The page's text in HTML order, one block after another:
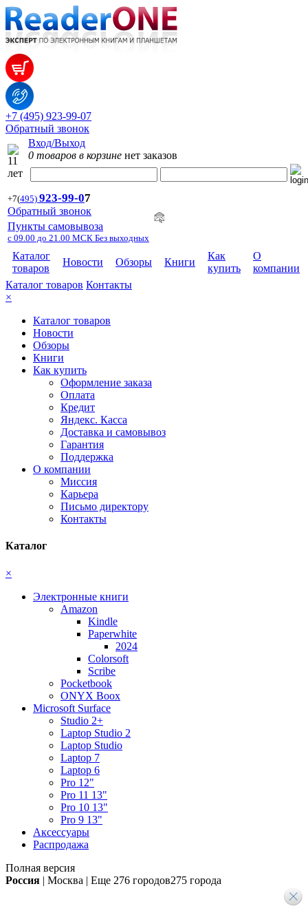
+7 (495) 923-99-07
Обратный звонок
Вход/Выход
0 товаров в корзине нет заказов
+7(495) 923-99-07
Обратный звонок
Пункты самовывоза
с 09.00 до 21.00 МСК Без выходных
Каталог
товаров
Новости Обзоры Книги
Как
купить
О
компании
Каталог товаров Контакты
×
Каталог товаров
Новости
Обзоры
Книги
Как купить
Оформление заказа
Оплата
Кредит
Яндекс. Касса
Доставка и самовывоз
Гарантия
Поддержка
О компании
Миссия
Карьера
Письмо директору
Контакты
Каталог
×
Электронные книги
Amazon
Kindle
Paperwhite
2024
Colorsoft
Scribe
Pocketbook
ONYX Boox
Microsoft Surface
Studio 2+
Laptop Studio 2
Laptop Studio
Laptop 7
Laptop 6
Pro 12"
Pro 11 13"
Pro 10 13"
Pro 9 13"
Аксессуары
Распродажа
Полная версия
Россия | Москва | Еще 276 городов275 города